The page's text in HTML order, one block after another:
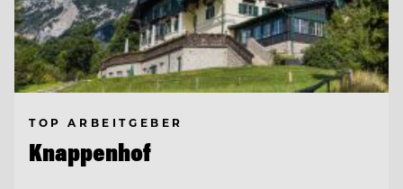
TOP ARBEITGEBER
Knappenhof